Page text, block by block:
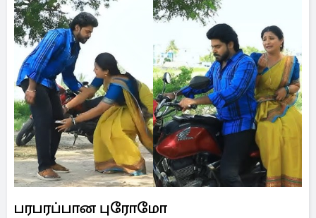
பரபரப்பான புரோமோ